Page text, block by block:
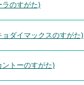
ラのすがた)
ョダイマックスのすがた)
ントーのすがた)